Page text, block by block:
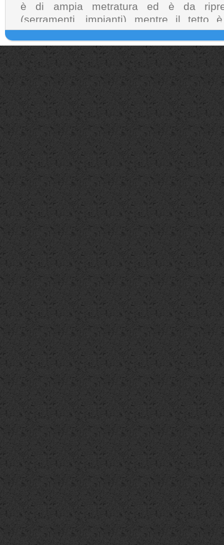
è di ampia metratura ed è da
(serramenti, impianti) mentre il tetto
rifatto. Esternamente troviamo un
garage, magazzino mentre la parte
in parte vetrata e potrebbe essere
seconda abitazione od altro